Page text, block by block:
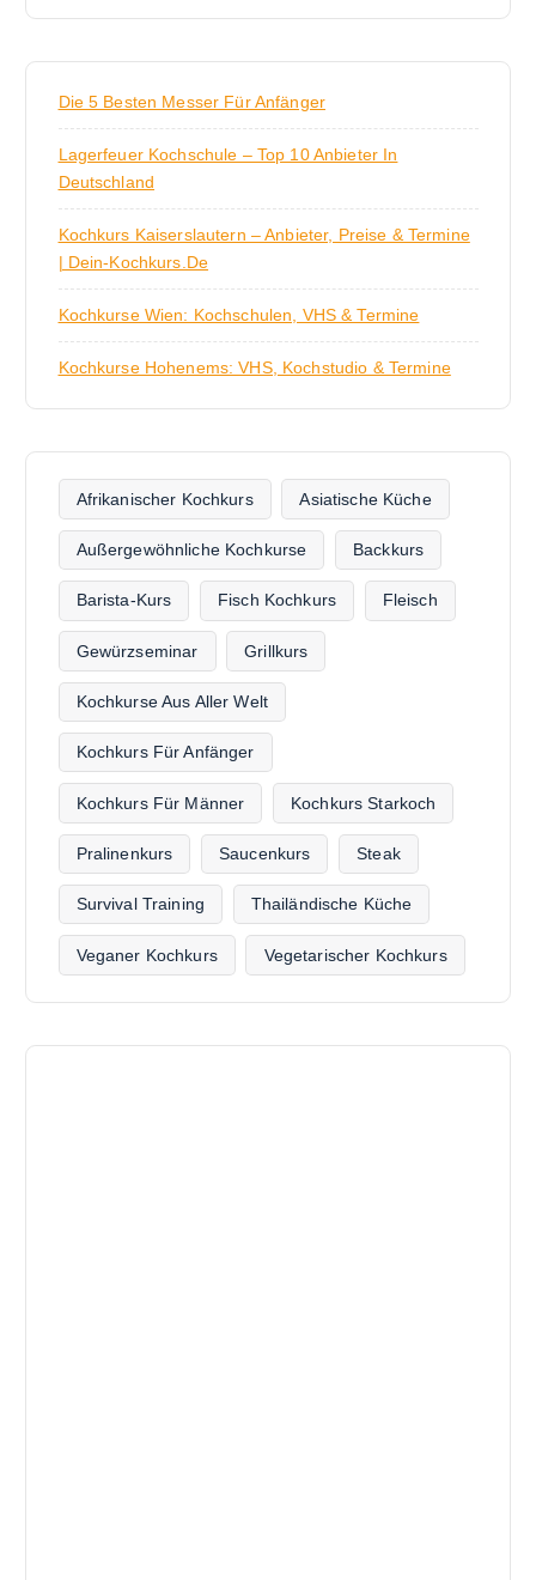
Die 5 Besten Messer Für Anfänger
Lagerfeuer Kochschule – Top 10 Anbieter In
Deutschland
Kochkurs Kaiserslautern – Anbieter, Preise & Termine
| Dein-Kochkurs.de
Kochkurse Wien: Kochschulen, VHS & Termine
Kochkurse Hohenems: VHS, Kochstudio & Termine
Afrikanischer Kochkurs Asiatische Küche
Außergewöhnliche Kochkurse Backkurs
Barista-Kurs Fisch Kochkurs Fleisch
Gewürzseminar Grillkurs
Kochkurse Aus Aller Welt
Kochkurs Für Anfänger
Kochkurs Für Männer Kochkurs Starkoch
Pralinenkurs Saucenkurs Steak
Survival Training Thailändische Küche
Veganer Kochkurs Vegetarischer Kochkurs